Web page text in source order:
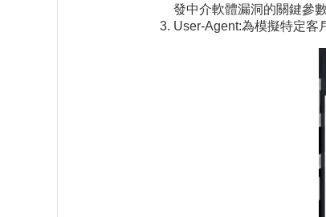
發中介軟體漏洞的關鍵參數
User-Agent:為模擬特定客